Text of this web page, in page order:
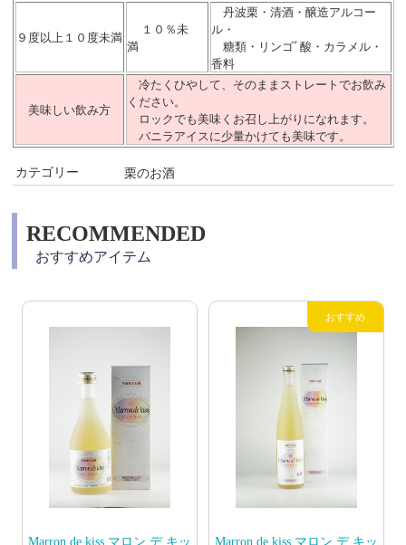
９度以上１０度未満
１０％未
満
丹波栗・清酒・醸造アルコー
ル・
糖類・リンゴﾞ酸・カラメル・
香料
美味しい飲み方
冷たくひやして、そのままストレートでお飲み
ください。
ロックでも美味くお召し上がりになれます。
バニラアイスに少量かけても美味です。
カテゴリー 栗のお酒
RECOMMENDED
おすすめアイテム
Marron de kiss マロン デ キッ
Marron de kiss マロン デ キッ